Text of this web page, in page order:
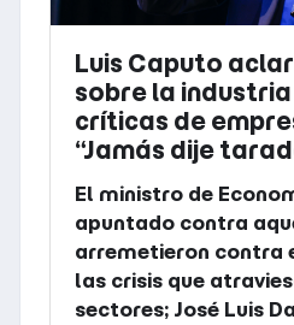
Luis Caputo
sobre la
críticas de
“Jamás dije
El ministro de
apuntado contra
arremetieron contra
las crisis que
sectores; José Luis